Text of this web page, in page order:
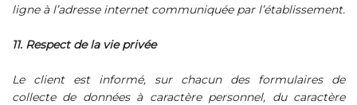
ligne à l’adresse internet communiquée par l’établissement.
11. Respect de la vie privée
Le client est informé, sur chacun des formulaires de
collecte de données à caractère personnel, du caractère